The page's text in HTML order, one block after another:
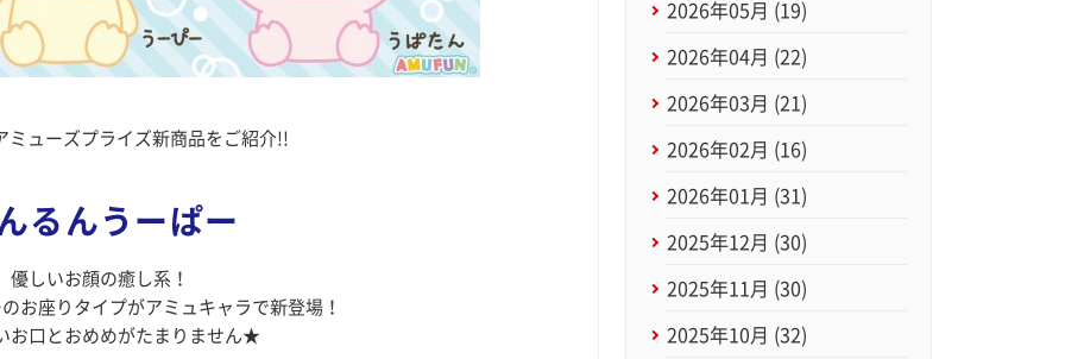
ミューズプライズ新商品をご紹介!!
るんうーぱー
優しいお顔の癒し系！
お座りタイプがアミュキャラで新登場！
お口とおめめがたまりません★
2026年05月 (19)
2026年04月 (22)
2026年03月 (21)
2026年02月 (16)
2026年01月 (31)
2025年12月 (30)
2025年11月 (30)
2025年10月 (32)